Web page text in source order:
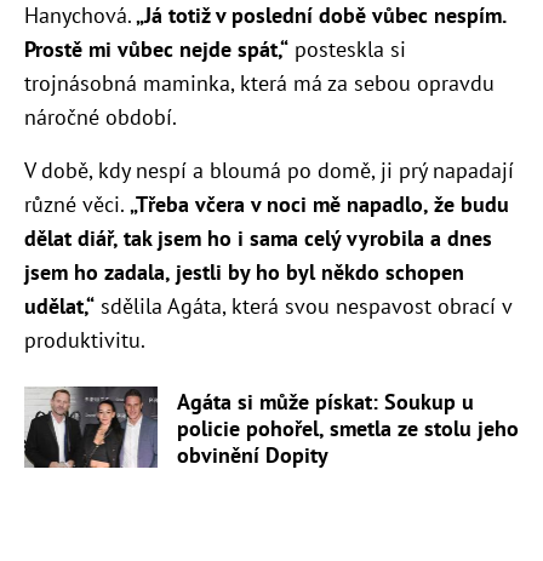
Hanychová.„Já totiž v poslední době vůbec nespím.
Prostě mi vůbec nejde spát,“ posteskla si
trojnásobná maminka, která má za sebou opravdu
náročné období.
V době, kdy nespí a bloumá po domě, ji prý napadají
různé věci. „Třeba včera v noci mě napadlo, že budu
dělat diář, tak jsem ho i sama celý vyrobila a dnes
jsem ho zadala, jestli by ho byl někdo schopen
udělat,“ sdělila Agáta, která svou nespavost obrací v
produktivitu.
Agáta si může pískat: Soukup u
policie pohořel, smetla ze stolu jeho
obvinění Dopity